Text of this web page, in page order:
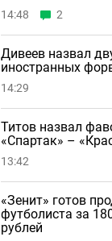
14:48 2
Дивеев назвал
иностранных
14:29
Титов назвал
«Спартак» –
13:42
«Зенит» готов
футболиста за
рублей